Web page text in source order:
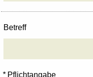
Betreff
*Pflichtangabe